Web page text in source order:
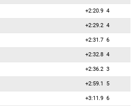
+2:20.9 4
+2:29.2 4
+2:31.7 6
+2:32.8 4
+2:36.2 3
+2:59.1 5
+3:11.9 6